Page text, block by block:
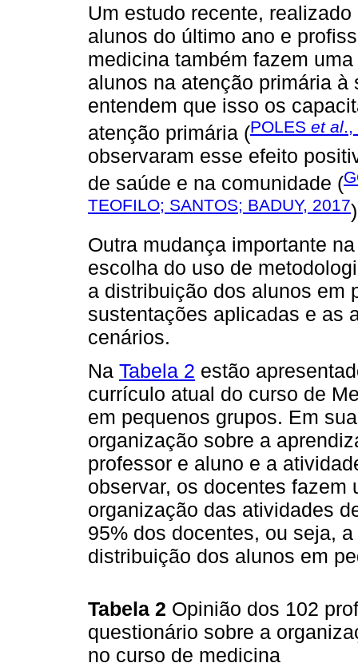
Um estudo recente,
alunos do último ano e
medicina também fazem
alunos na atenção primária
entendem que isso os
atenção primária (POLES et al.,
observaram esse efeito
de saúde e na comunidade (
TEOFILO; SANTOS; BADUY, 2017
Outra mudança importante
escolha do uso de
a distribuição dos alunos em
sustentações aplicadas e as
cenários.
Na Tabela 2 estão
currículo atual do curso de
em pequenos grupos. Em
organização sobre a
professor e aluno e a
observar, os docentes
organização das atividades
95% dos docentes, ou seja,
distribuição dos alunos em
Tabela 2 Opinião dos 102
questionário sobre a
no curso de medicina